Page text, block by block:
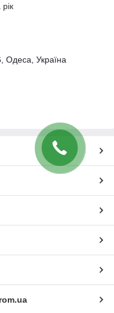
Одеса, Україна